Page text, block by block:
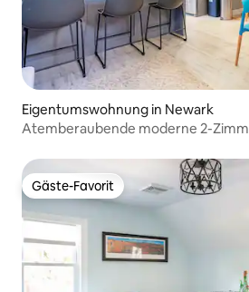
Eigentumswohnung in Newark
Atemberaubende moderne 2-
Gäste-Favorit
Gäste-Favorit